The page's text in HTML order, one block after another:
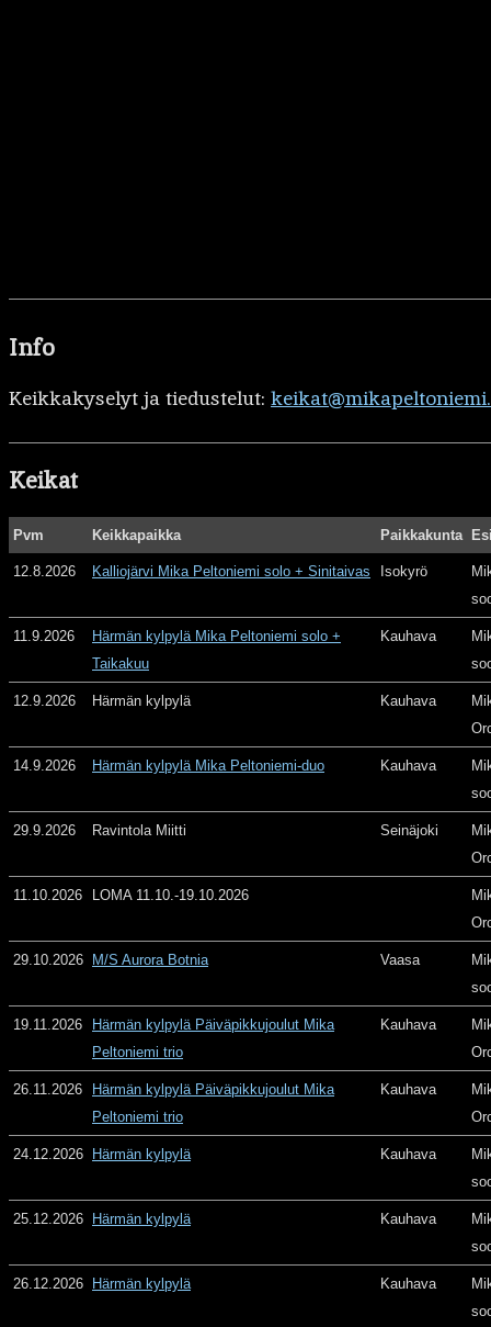
Info
Keikkakyselyt ja tiedustelut:
Keikat
Pvm Keikkapaikka Paikkakunta
12.8.2026 Kalliojärvi Mika Peltoniemi solo + Sinitaivas Isokyrö
11.9.2026
Härmän kylpylä Mika Peltoniemi solo +
Taikakuu
Kauhava
12.9.2026 Härmän kylpylä Kauhava
14.9.2026 Härmän kylpylä Mika Peltoniemi-duo Kauhava
29.9.2026 Ravintola Miitti Seinäjoki
11.10.2026 LOMA 11.10.-19.10.2026
29.10.2026 M/S Aurora Botnia Vaasa
19.11.2026
Härmän kylpylä Päiväpikkujoulut Mika
Peltoniemi trio
Kauhava
26.11.2026
Härmän kylpylä Päiväpikkujoulut Mika
Peltoniemi trio
Kauhava
24.12.2026 Härmän kylpylä Kauhava
25.12.2026 Härmän kylpylä Kauhava
26.12.2026 Härmän kylpylä Kauhava